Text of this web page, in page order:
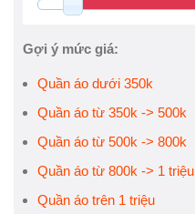
Gợi ý mức giá:
Quần áo dưới 350k
Quần áo từ 350k -> 500k
Quần áo từ 500k -> 800k
Quần áo từ 800k -> 1 triệu
Quần áo trên 1 triệu